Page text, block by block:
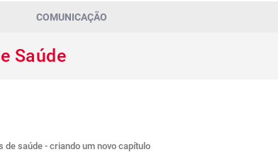
COMUNICAÇÃO
Saúde
de saúde - criando um novo capítulo